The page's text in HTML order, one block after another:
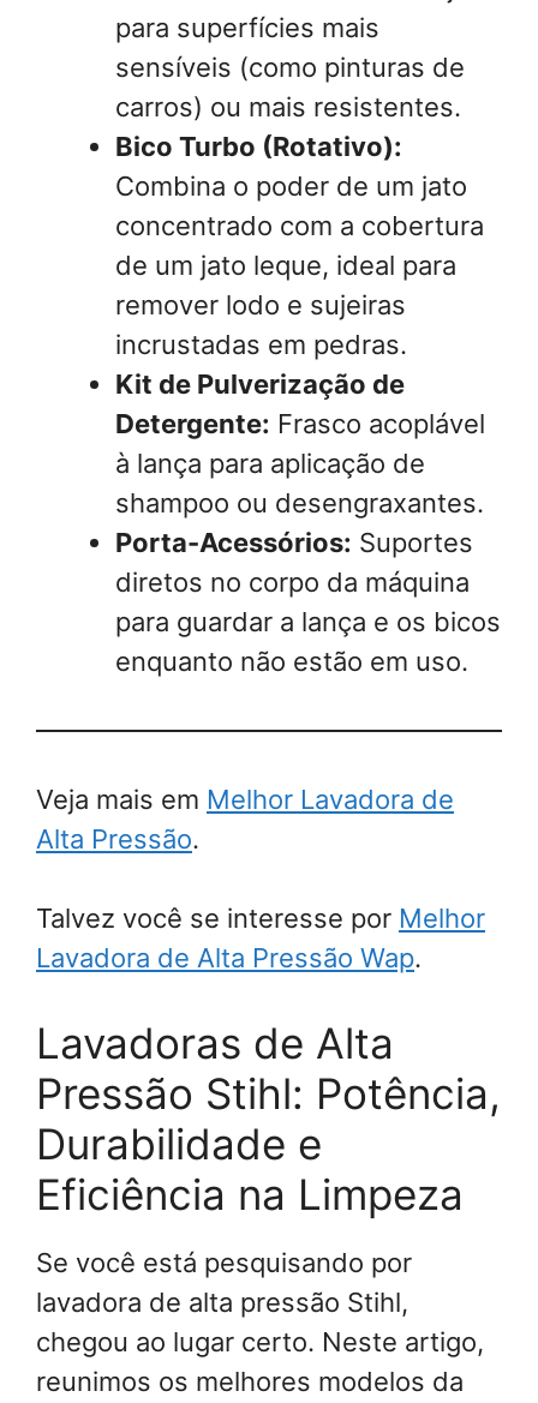
para superfícies mais
sensíveis (como pinturas de
carros) ou mais resistentes.
Bico Turbo (Rotativo):
Combina o poder de um jato
concentrado com a cobertura
de um jato leque, ideal para
remover lodo e sujeiras
incrustadas em pedras.
Kit de Pulverização de
Detergente: Frasco acoplável
à lança para aplicação de
shampoo ou desengraxantes.
Porta-Acessórios: Suportes
diretos no corpo da máquina
para guardar a lança e os bicos
enquanto não estão em uso.
Veja mais em Melhor Lavadora de
Alta Pressão.
Talvez você se interesse por Melhor
Lavadora de Alta Pressão Wap.
Lavadoras de Alta
Pressão Stihl: Potência,
Durabilidade e
Eficiência na Limpeza
Se você está pesquisando por
lavadora de alta pressão Stihl,
chegou ao lugar certo. Neste artigo,
reunimos os melhores modelos da